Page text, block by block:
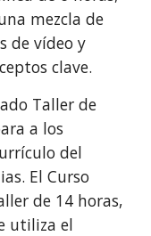
mezcla de
de vídeo y
clave.
Taller de
a los
del
El Curso
de 14 horas,
utiliza el